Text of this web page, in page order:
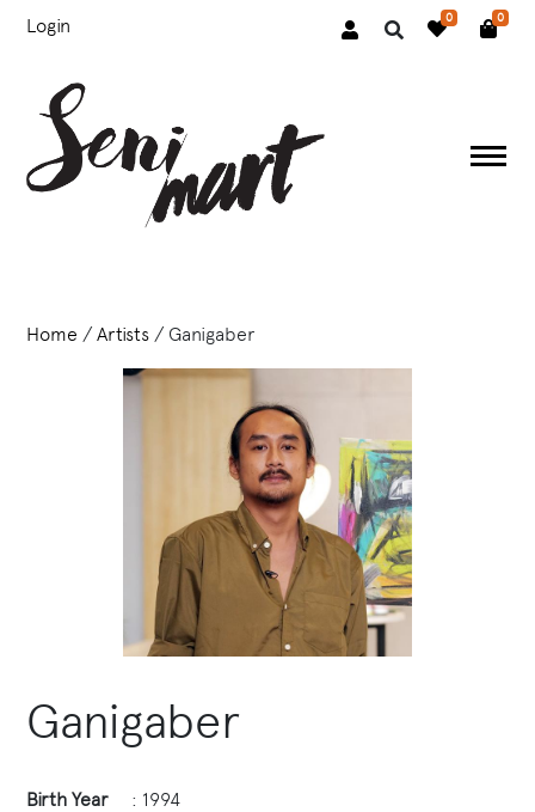
Login 0 0
Home /Artists / Ganigaber
Ganigaber
Birth Year
: 1994